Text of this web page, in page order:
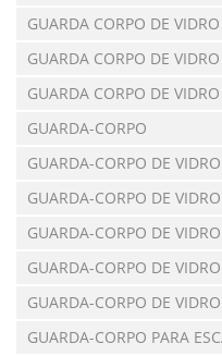
GUARDA CORPO DE
GUARDA CORPO DE
GUARDA CORPO DE
GUARDA-CORPO
GUARDA-CORPO DE VIDRO
GUARDA-CORPO DE
GUARDA-CORPO DE
GUARDA-CORPO DE
GUARDA-CORPO DE
GUARDA-CORPO PARA